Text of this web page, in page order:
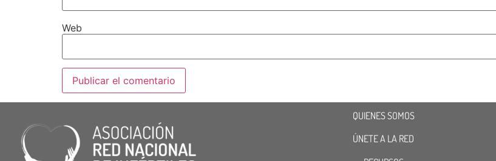
Web
QUIENES SOMOS
ÚNETE A LA RED